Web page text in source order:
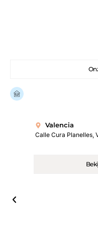
Valencia
Calle Cura Planelles,